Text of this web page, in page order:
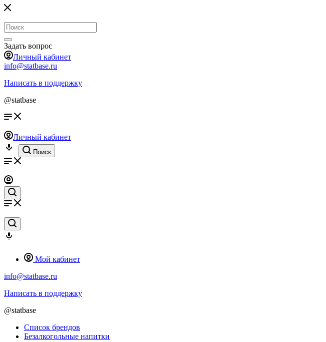
Задать вопрос
Личный кабинет
info@statbase.ru
Написать в поддержку
@statbase
Личный кабинет
Поиск
Мой кабинет
info@statbase.ru
Написать в поддержку
@statbase
Список брендов
Безалкогольные напитки